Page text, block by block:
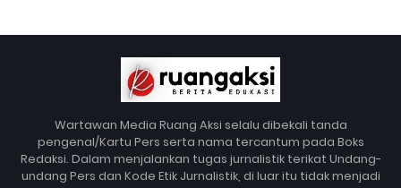
Wartawan Media Ruang Aksi selalu dibekali tanda
pengenal/Kartu Pers serta nama tercantum pada Boks
Redaksi. Dalam menjalankan tugas jurnalistik terikat Undang-
undang Pers dan Kode Etik Jurnalistik, di luar itu tidak menjadi